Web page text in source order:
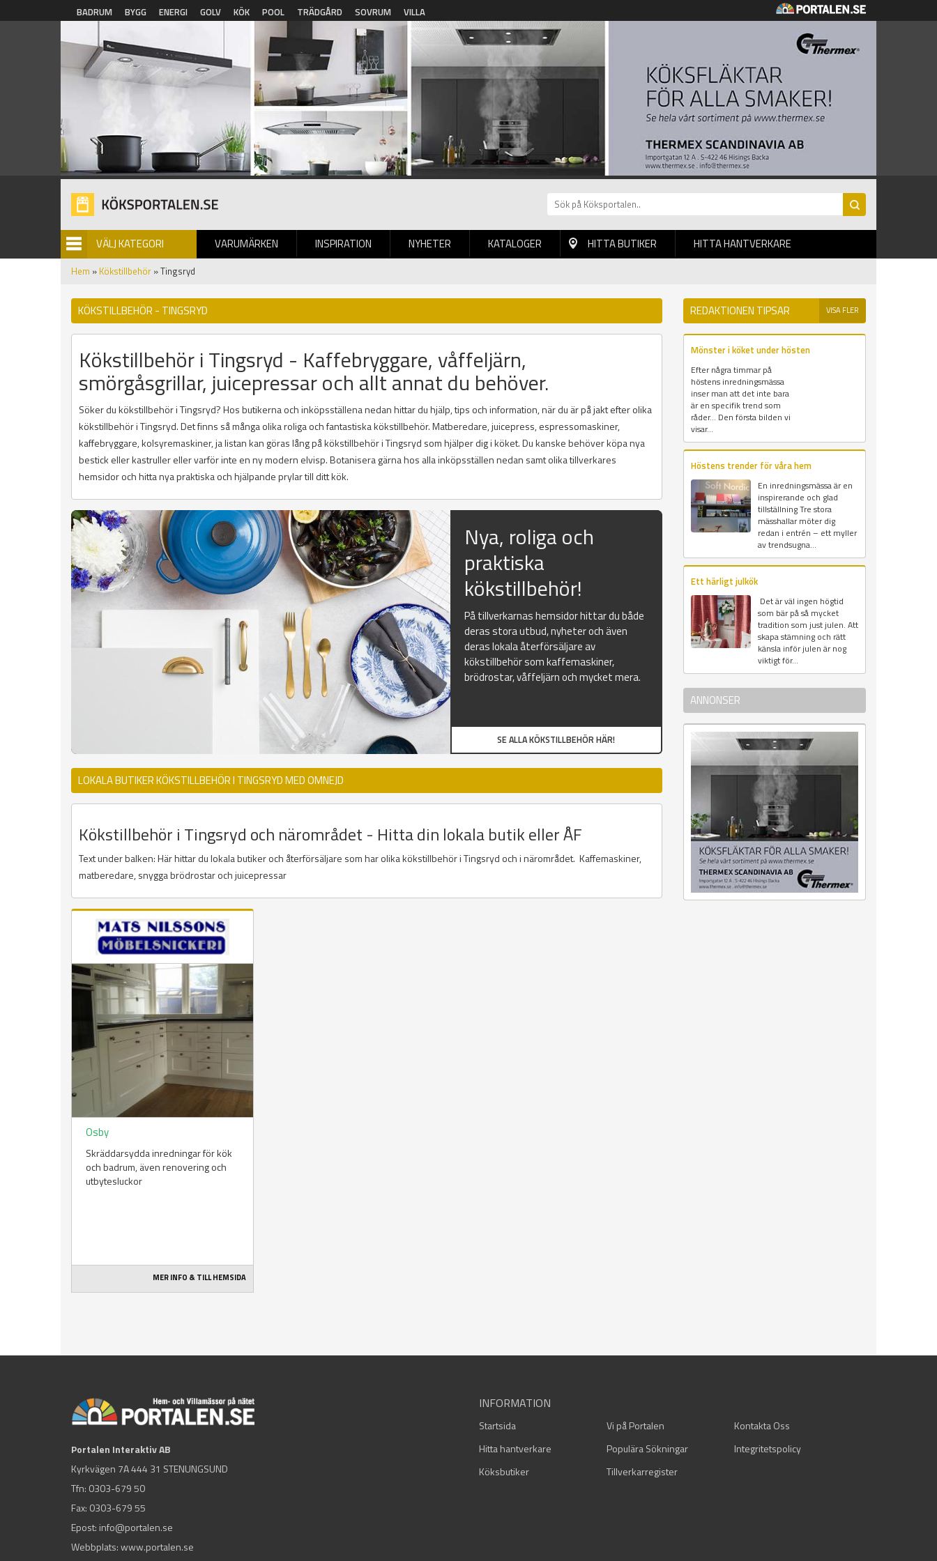
Hoppa till huvudinnehåll
BADRUM BYGG ENERGI GOLV KÖK POOL TRÄDGÅRD SOVRUM VILLA
VÄLJ KATEGORI VARUMÄRKEN INSPIRATION NYHETER
BILDGALLERI KATALOGER HITTA BUTIKER HITTA HANTVERKARE
Hem » Kökstillbehör » Tingsryd
KÖKSTILLBEHÖR - TINGSRYD
Kökstillbehör i Tingsryd - Kaffebryggare, våffeljärn,
smörgåsgrillar, juicepressar och allt annat du behöver.
Söker du kökstillbehör i Tingsryd? Hos butikerna och inköpsställena nedan hittar du hjälp, tips och information, när du är på jakt efter olika
kökstillbehör i Tingsryd. Det finns så många olika roliga och fantastiska kökstillbehör. Matberedare, juicepress, espressomaskiner,
kaffebryggare, kolsyremaskiner, ja listan kan göras lång på kökstillbehör i Tingsryd som hjälper dig i köket. Du kanske behöver köpa nya
bestick eller kastruller eller varför inte en ny modern elvisp. Botanisera gärna hos alla inköpsställen nedan samt olika tillverkares
hemsidor och hitta nya praktiska och hjälpande prylar till ditt kök.
Nya, roliga och
praktiska
kökstillbehör!
På tillverkarnas hemsidor hittar du både
deras stora utbud, nyheter och även
deras lokala återförsäljare av
kökstillbehör som kaffemaskiner,
brödrostar, våffeljärn och mycket mera.
SE ALLA KÖKSTILLBEHÖR HÄR!
LOKALA BUTIKER KÖKSTILLBEHÖR I TINGSRYD MED OMNEJD
Kökstillbehör i Tingsryd och närområdet - Hitta din lokala butik eller ÅF
Text under balken: Här hittar du lokala butiker och återförsäljare som har olika kökstillbehör i Tingsryd och i närområdet. Kaffemaskiner,
matberedare, snygga brödrostar och juicepressar
Osby
Skräddarsydda inredningar för kök
och badrum, även renovering och
utbytesluckor
MER INFO & TILL HEMSIDA
REDAKTIONEN TIPSAR VISA FLER
Mönster i köket under hösten
Efter några timmar på
höstens inredningsmässa
inser man att det inte bara
är en specifik trend som
råder... Den första bilden vi
visar...
Höstens trender för våra hem
En inredningsmässa är en
inspirerande och glad
tillställning Tre stora
mässhallar möter dig
redan i entrén – ett myller
av trendsugna...
Ett härligt julkök
Det är väl ingen högtid
som bär på så mycket
tradition som just julen. Att
skapa stämning och rätt
känsla inför julen är nog
viktigt för...
ANNONSER
Portalen Interaktiv AB
Kyrkvägen 7A 444 31 STENUNGSUND
Tfn: 0303-679 50
Fax: 0303-679 55
Epost: info@portalen.se
Webbplats: www.portalen.se
INFORMATION
Startsida Vi på Portalen
Kontakta Oss
Hitta hantverkare
Populära Sökningar
Integritetspolicy
Köksbutiker
Tillverkarregister